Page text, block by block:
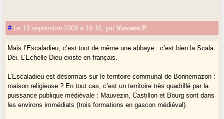
# Le 13 septembre 2008 à 19:16 parVincent.P
Mais l’Escaladieu, c’est tout de même une abbaye : c’est bien la Scala
Dei. L’Echelle-Dieu existe en français.
L’Escaladieu est désormais sur le territoire communal de Bonnemazon :
maison religieuse ? En tout cas, c’est un territoire très quadrillé par la
puissance publique médiévale : Mauvezin, Castillon et Bourg sont dans
les environs immédiats (trois formations en gascon médiéval).